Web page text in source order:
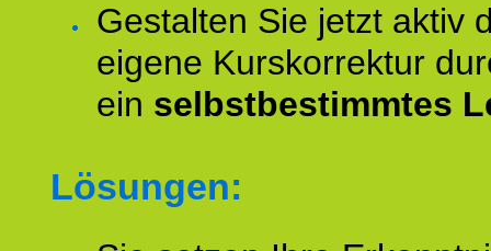
Gestalten Sie jetzt aktiv
eigene Kurskorrektur
ein selbstbestimmtes
Lösungen: